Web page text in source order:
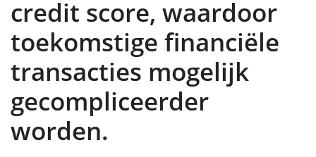
credit score, waardoor
toekomstige financiële
transacties mogelijk
gecompliceerder
worden.